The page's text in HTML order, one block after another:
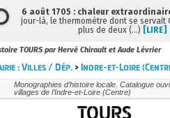
TOURS par Hervé Chirault et Aude Lévrier
: Villes / Dép. >Indre-et-Loire
Monographies d’histoire locale. Catalogue
villages de l’Indre-et-Loire (Centre)
TOURS
6 août 1705 : chaleur
jour-là, le thermomètre dont se servait
plus de deux (…) [LIRE]